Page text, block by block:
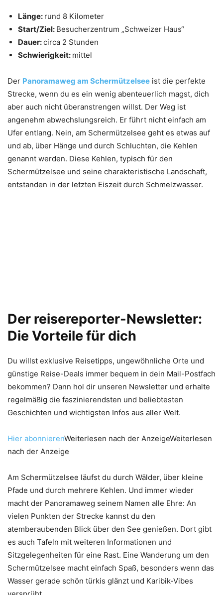
Länge: rund 8 Kilometer
Start/Ziel: Besucherzentrum „Schweizer Haus“
Dauer:circa 2 Stunden
Schwierigkeit: mittel
Der Panoramaweg am Schermützelsee ist die perfekte
Strecke, wenn du es ein wenig abenteuerlich magst, dich
aber auch nicht überanstrengen willst. Der Weg ist
angenehm abwechslungsreich. Er führt nicht einfach am
Ufer entlang. Nein, am Schermützelsee geht es etwas auf
und ab, über Hänge und durch Schluchten, die Kehlen
genannt werden. Diese Kehlen, typisch für den
Schermützelsee und seine charakteristische Landschaft,
entstanden in der letzten Eiszeit durch Schmelzwasser.
Der reisereporter-Newsletter:
Die Vorteile für dich
Du willst exklusive Reisetipps, ungewöhnliche Orte und
günstige Reise-Deals immer bequem in dein Mail-Postfach
bekommen? Dann hol dir unseren Newsletter und erhalte
regelmäßig die faszinierendsten und beliebtesten
Geschichten und wichtigsten Infos aus aller Welt.
Hier abonnierenWeiterlesen nach der AnzeigeWeiterlesen
nach der Anzeige
Am Schermützelsee läufst du durch Wälder, über kleine
Pfade und durch mehrere Kehlen. Und immer wieder
macht der Panoramaweg seinem Namen alle Ehre: An
vielen Punkten der Strecke kannst du den
atemberaubenden Blick über den See genießen. Dort gibt
es auch Tafeln mit weiteren Informationen und
Sitzgelegenheiten für eine Rast. Eine Wanderung um den
Schermützelsee macht einfach Spaß, besonders wenn das
Wasser gerade schön türkis glänzt und Karibik-Vibes